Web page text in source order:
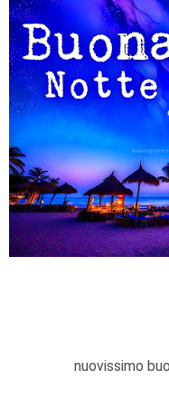
nuovissimo